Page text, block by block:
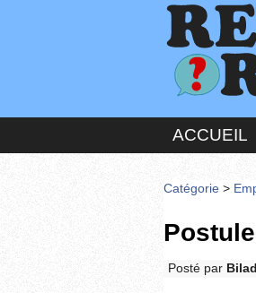
ACCUEIL
Catégorie >
Posté par Bilad